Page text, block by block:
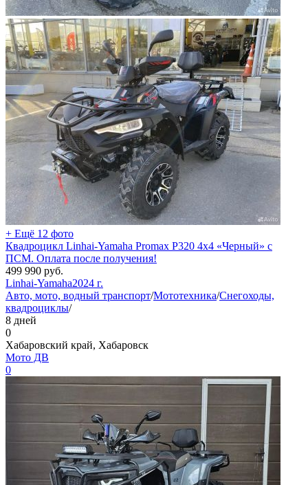
+ Ещё 12 фото
Квадроцикл Linhai-Yamaha Promax P320 4х4 «Черный» с
ПСМ. Оплата после получения!
499 990 руб.
Linhai-Yamaha2024 г.
Авто, мото, водный транспорт/Мототехника/Снегоходы,
квадроциклы/
8 дней
0
Хабаровский край, Хабаровск
Мото ДВ
0